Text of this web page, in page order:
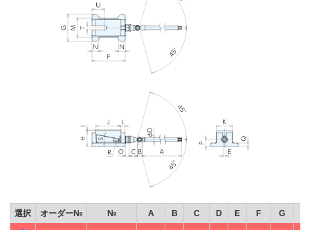
選択 オーダー№ № A B C D E F G